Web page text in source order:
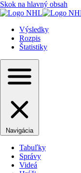
Skok na hlavný obsah
Výsledky
Rozpis
Štatistiky
Navigácia
Tabuľky
Správy
Videá